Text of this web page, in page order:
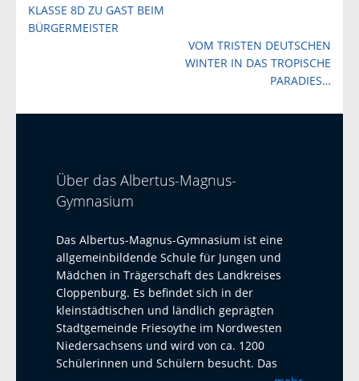
Beitragsnavigation
KLASSE 8D ZU GAST BEIM
BÜRGERMEISTER
VOM TRISTEN DEUTSCHEN
WINTER IN DAS TROPISCHE
PARADIES…
Über das Albertus-Magnus-
Gymnasium
Das Albertus-Magnus-Gymnasium ist eine
allgemeinbildende Schule für Jungen und
Mädchen in Trägerschaft des Landkreises
Cloppenburg. Es befindet sich in der
kleinstädtischen und ländlich geprägten
Stadtgemeinde Friesoythe im Nordwesten
Niedersachsens und wird von ca. 1200
Schülerinnen und Schülern besucht. Das